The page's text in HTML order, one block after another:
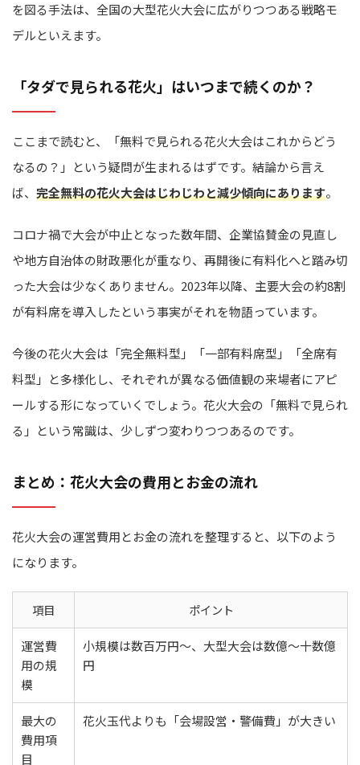
を図る手法は、全国の大型花火大会に広がりつつある戦略モ
デルといえます。
「タダで見られる花火」はいつまで続くのか？
ここまで読むと、「無料で見られる花火大会はこれからどう
なるの？」という疑問が生まれるはずです。結論から言え
ば、 完全無料の花火大会はじわじわと減少傾向にあります。
コロナ禍で大会が中止となった数年間、企業協賛金の見直し
や地方自治体の財政悪化が重なり、再開後に有料化へと踏み切
った大会は少なくありません。2023年以降、主要大会の約8割
が有料席を導入したという事実がそれを物語っています。
今後の花火大会は「完全無料型」「一部有料席型」「全席有
料型」と多様化し、それぞれが異なる価値観の来場者にアピ
ールする形になっていくでしょう。花火大会の「無料で見られ
る」という常識は、少しずつ変わりつつあるのです。
まとめ：花火大会の費用とお金の流れ
花火大会の運営費用とお金の流れを整理すると、以下のよう
になります。
項目 ポイント
運営費
用の規
模
小規模は数百万円〜、大型大会は数億〜十数億
円
最大の
費用項
目
花火玉代よりも「会場設営・警備費」が大きい